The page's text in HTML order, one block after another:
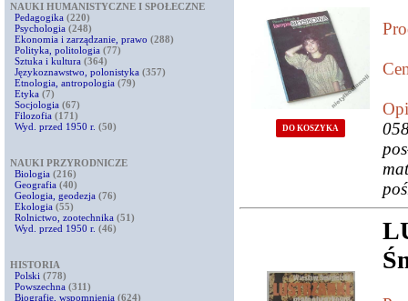
NAUKI HUMANISTYCZNE I SPOŁECZNE
Pedagogika (220)
Psychologia (248)
Ekonomia i zarządzanie, prawo (288)
Polityka, politologia (77)
Sztuka i kultura (364)
Językoznawstwo, polonistyka (357)
Etnologia, antropologia (79)
Etyka (7)
Socjologia (67)
Filozofia (171)
Wyd. przed 1950 r. (50)
NAUKI PRZYRODNICZE
Biologia (216)
Geografia (40)
Geologia, geodezja (76)
Ekologia (55)
Rolnictwo, zootechnika (51)
Wyd. przed 1950 r. (46)
HISTORIA
Polski (778)
Powszechna (311)
Biografie, wspomnienia (624)
DO KOSZYKA